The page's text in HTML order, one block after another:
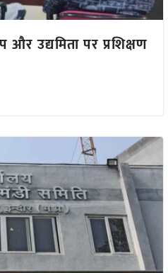
उद्यमिता पर प्रशिक्षण